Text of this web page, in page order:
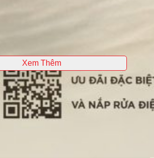
Xem Thêm